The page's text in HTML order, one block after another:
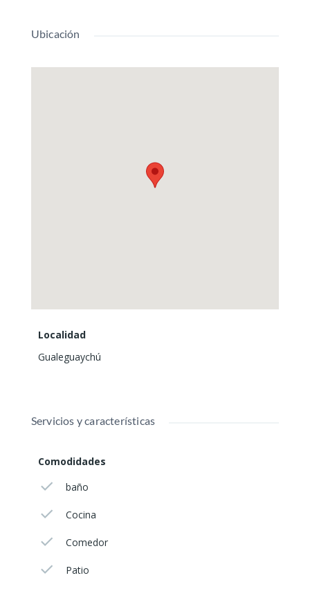
Ubicación
Localidad
Gualeguaychú
Servicios y características
Comodidades
baño
Cocina
Comedor
Patio